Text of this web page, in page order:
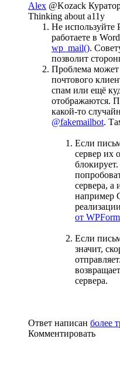
Alex @Kozack
Thinking about a11y
Не используйте
работаете в
wp_mail().
позволит
Проблема может
почтового
спам или ещё
отображаются.
какой-то
@fakemailbot.
Если
сервер их
сервера, а
например
от
Если
значит,
сервера.
Ответ написан более
Комментировать